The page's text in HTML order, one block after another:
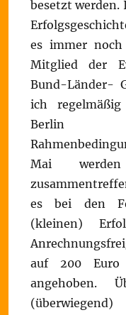
besetzt werden.
es immer noch
Mitglied der
Bund-Länder-
ich
Berlin
Mai
es bei den
(kleinen)
auf 200
angehoben.